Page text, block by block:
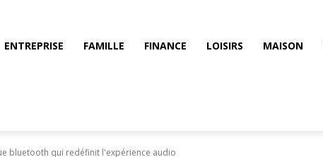
ENTREPRISE FAMILLE FINANCE LOISIRS MAISON
bluetooth qui redéfinit l'expérience audio